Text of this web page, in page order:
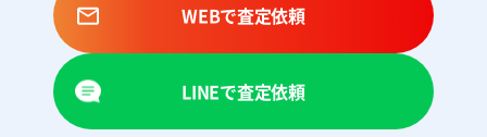
WEBで査定依頼
LINEで査定依頼